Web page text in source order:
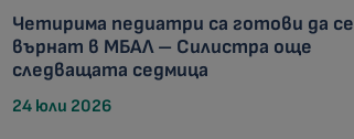
Четирима педиатри са готови да се
върнат в МБАЛ – Силистра още
следващата седмица
24 юли 2026